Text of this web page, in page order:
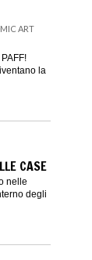
ART
la
CASE
nelle
degli